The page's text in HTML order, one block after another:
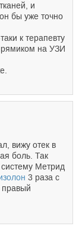
и
бы уже точно
к терапевту
на УЗИ
вижу отек в
боль. Так
Метрид
3 раза с
правый